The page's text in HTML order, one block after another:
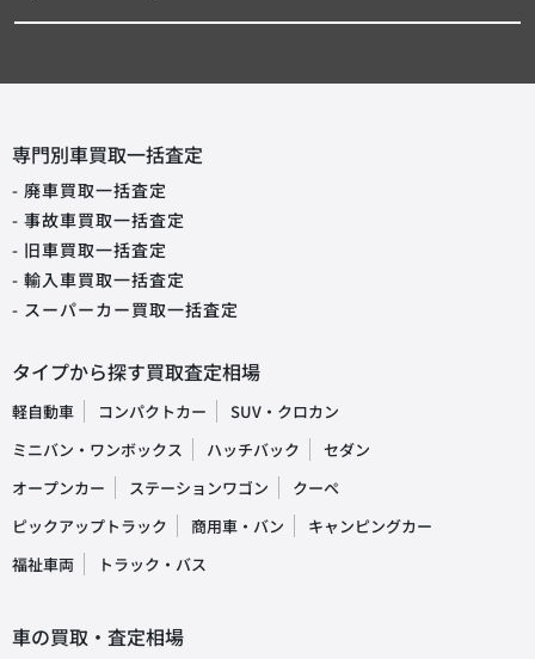
専門別車買取一括査定
- 廃車買取一括査定
- 事故車買取一括査定
- 旧車買取一括査定
- 輸入車買取一括査定
- スーパーカー買取一括査定
タイプから探す買取査定相場
軽自動車 コンパクトカー
SUV・クロカン
ミニバン・ワンボックス
ハッチバック
セダン
オープンカー
ステーションワゴン
クーペ
ピックアップトラック
商用車・バン
キャンピングカー
福祉車両
トラック・バス
車の買取・査定相場